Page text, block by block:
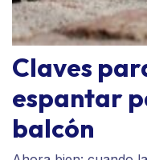
Claves
espantar
balcón